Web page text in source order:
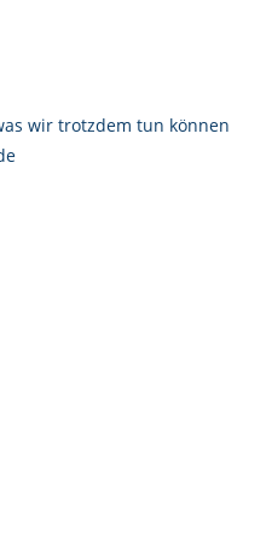
wir trotzdem tun können